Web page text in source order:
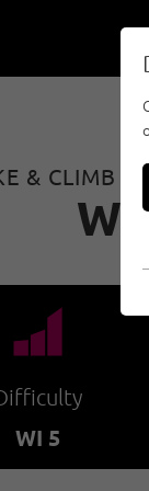
& CLIMB -
🞽
WI 5